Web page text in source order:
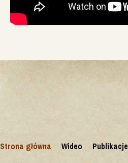
Strona główna Wideo Publikacje